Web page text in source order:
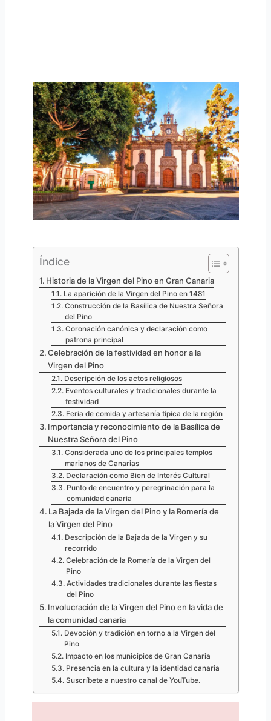
Índice
Historia de la Virgen del Pino en Gran Canaria
La aparición de la Virgen del Pino en 1481
Construcción de la Basílica de Nuestra Señora
del Pino
Coronación canónica y declaración como
patrona principal
Celebración de la festividad en honor a la
Virgen del Pino
Descripción de los actos religiosos
Eventos culturales y tradicionales durante la
festividad
Feria de comida y artesanía típica de la región
Importancia y reconocimiento de la Basílica de
Nuestra Señora del Pino
Considerada uno de los principales templos
marianos de Canarias
Declaración como Bien de Interés Cultural
Punto de encuentro y peregrinación para la
comunidad canaria
La Bajada de la Virgen del Pino y la Romería de
la Virgen del Pino
Descripción de la Bajada de la Virgen y su
recorrido
Celebración de la Romería de la Virgen del
Pino
Actividades tradicionales durante las fiestas
del Pino
Involucración de la Virgen del Pino en la vida de
la comunidad canaria
Devoción y tradición en torno a la Virgen del
Pino
Impacto en los municipios de Gran Canaria
Presencia en la cultura y la identidad canaria
Suscríbete a nuestro canal de YouTube.